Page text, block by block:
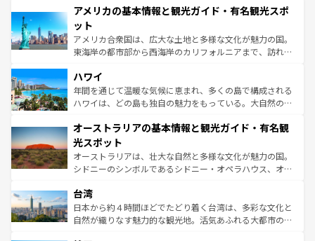
ンツ一覧を参照してほしい。
の建物がそのまま残る町や、スイスならではのユニークな
博物館もあり、アルプス観光だけでなく町歩きも満喫する
ことができる。国民の所得が高いため物価も高いが、旅行
者向けの交通パス提供のサービスもあり、うまく活用すれ
着のスイス情報は
アメリカの基本情報と観光ガイド・有名観光スポ
ット
アメリカ合衆国は、広大な土地と多様な文化が魅力の国。
東海岸の都市部から西海岸のカリフォルニアまで、訪れる
のような巨大都市は、観光、ショッピング、エンターテイ
ンメントが詰まった刺激的なスポットだ。一方、アメリカ
西部には大自然が広がり、グランドキャニオンやイエロー
部のニューオーリンズでは、音楽と美食が融合した独特の
文化が魅力。旅行者はアメリカの各地域で異なる魅力を楽
しみながら、その多様性と豊かな歴史を感じることができ
るだろう。車でのロードトリップや列車の旅も、アメリカ
情報は
ハワイ
年間を通じて温暖な気候に恵まれ、多くの島で構成される
ハワイは、どの島も独自の魅力をもっている。大自然の神
ワイ島は見逃せない。また、定番の観光地といえばオアフ
島だが、静かな自然を求めるならマウイ島やカウアイ島が
おすすめ。エメラルドグリーンに輝く海をはじめ、豊かな
文化や歴史が息づいている。「アロハスピリット」と呼ば
人々、おいしいローカルフードやハワイアンミュージッ
ク、伝統的なフラダンスなど、すべてがハワイの魅力を彩
っている。訪れるたびに新しい発見と感動が待っているハ
オーストラリアの基本情報と観光ガイド・有名観
光スポット
オーストラリアは、壮大な自然と多様な文化が魅力の国。
シドニーのシンボルであるシドニー・オペラハウス、オー
リアリーフや大陸中央部にそびえるウルル（エアーズロッ
ク）、タスマニアの美しい原生林やケアンズの熱帯雨林な
ど、見どころがたくさん。また、カフェやワイン、オージ
台湾
日本から約４時間ほどでたどり着く台湾は、多彩な文化と
自然が織りなす魅力的な観光地。活気あふれる大都市の台